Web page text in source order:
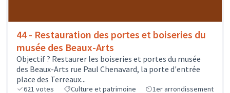
44 - Restauration des portes et boiseries du
musée des Beaux-Arts
Objectif ? Restaurer les boiseries et portes du musée
des Beaux-Arts rue Paul Chenavard, la porte d'entrée
place des Terreaux...
621 votes Culture et patrimoine
1er arrondissement